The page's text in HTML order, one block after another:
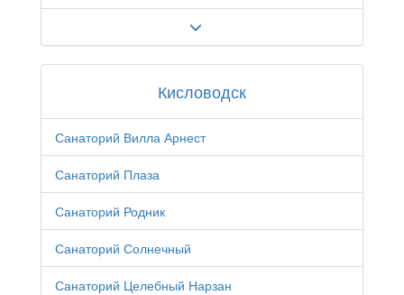
Кисловодск
Санаторий Вилла Арнест
Санаторий Плаза
Санаторий Родник
Санаторий Солнечный
Санаторий Целебный Нарзан